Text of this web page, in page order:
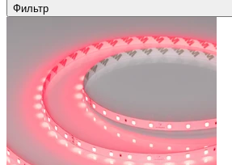
Фильтр